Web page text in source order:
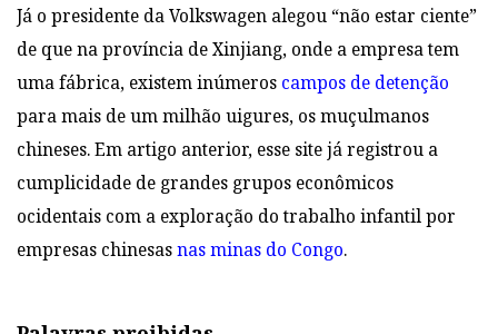
Já o presidente da Volkswagen alegou “não estar ciente”
de que na província de Xinjiang, onde a empresa tem
uma fábrica, existem inúmeros campos de detenção
para mais de um milhão uigures, os muçulmanos
chineses. Em artigo anterior, esse site já registrou a
cumplicidade de grandes grupos econômicos
ocidentais com a exploração do trabalho infantil por
empresas chinesasnas minas do Congo.